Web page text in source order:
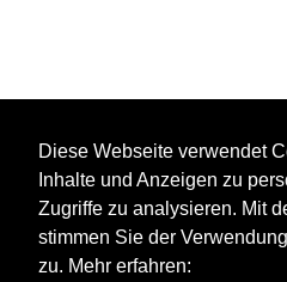
Diese Webseite verwendet
Inhalte und Anzeigen zu
Zugriffe zu analysieren. Mit
stimmen Sie der
zu. Mehr erfahren: